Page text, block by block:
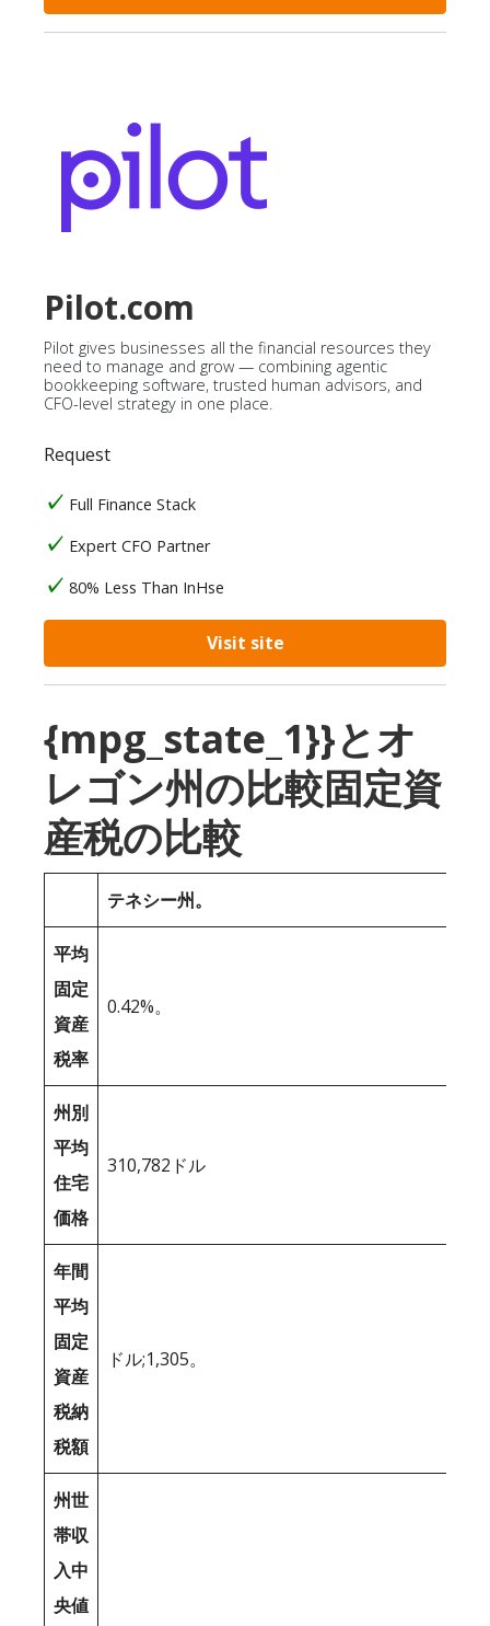
Pilot.com
Pilot gives businesses all the financial resources they
need to manage and grow — combining agentic
bookkeeping software, trusted human advisors, and
CFO-level strategy in one place.
Request
Full Finance Stack
Expert CFO Partner
80% Less Than InHse
Visit site
{mpg_state_1}}とオ
レゴン州の比較固定資
産税の比較
テネシー州。
平均
固定
資産
税率
0.42%。
州別
平均
住宅
価格
310,782ドル
年間
平均
固定
資産
税納
税額
ドル;1,305。
州世
帯収
入中
央値